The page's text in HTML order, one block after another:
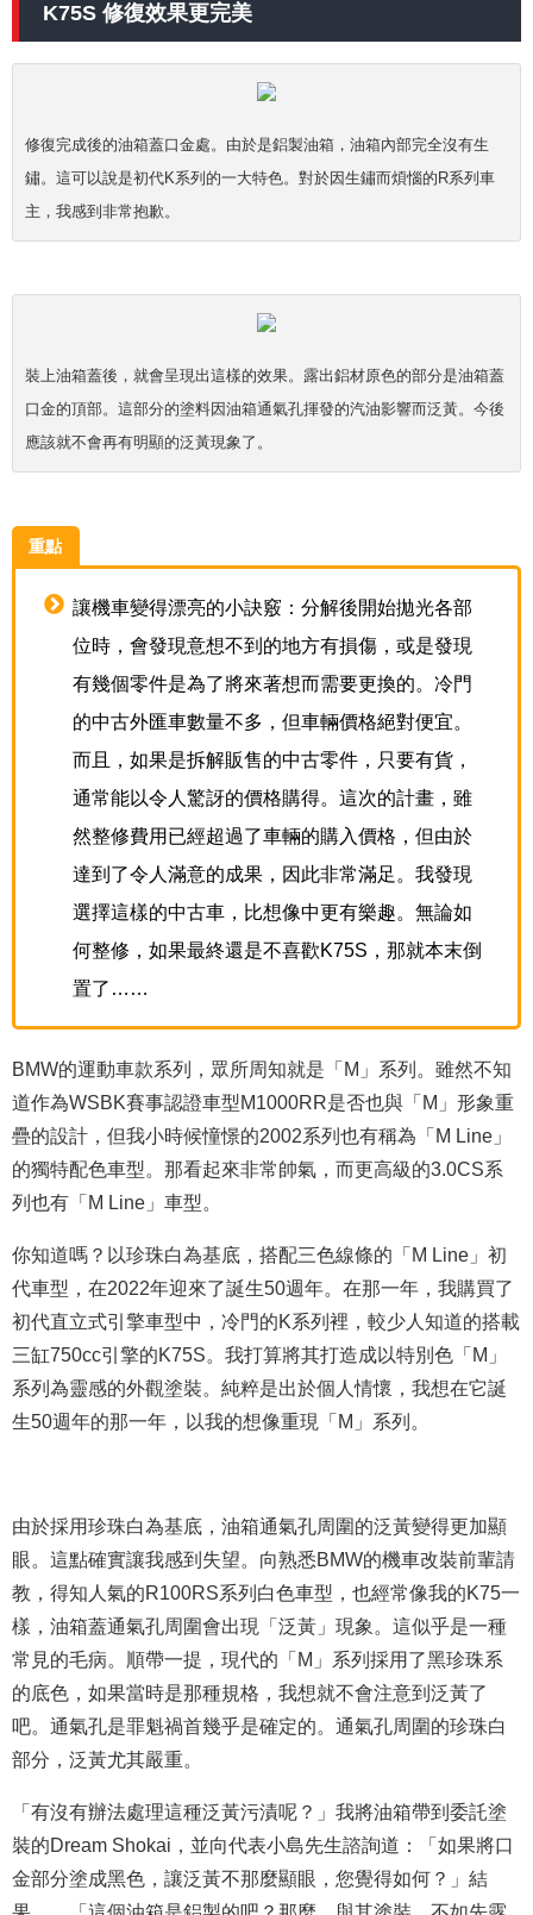
K75S 修復效果更完美
修復完成後的油箱蓋口金處。由於是鋁製油箱，油箱內部完全沒有生
鏽。這可以說是初代K系列的一大特色。對於因生鏽而煩惱的R系列車
主，我感到非常抱歉。
裝上油箱蓋後，就會呈現出這樣的效果。露出鋁材原色的部分是油箱蓋
口金的頂部。這部分的塗料因油箱通氣孔揮發的汽油影響而泛黃。今後
應該就不會再有明顯的泛黃現象了。
重點
讓機車變得漂亮的小訣竅：分解後開始拋光各部
位時，會發現意想不到的地方有損傷，或是發現
有幾個零件是為了將來著想而需要更換的。冷門
的中古外匯車數量不多，但車輛價格絕對便宜。
而且，如果是拆解販售的中古零件，只要有貨，
通常能以令人驚訝的價格購得。這次的計畫，雖
然整修費用已經超過了車輛的購入價格，但由於
達到了令人滿意的成果，因此非常滿足。我發現
選擇這樣的中古車，比想像中更有樂趣。無論如
何整修，如果最終還是不喜歡K75S，那就本末倒
置了……
BMW的運動車款系列，眾所周知就是「M」系列。雖然不知
道作為WSBK賽事認證車型M1000RR是否也與「M」形象重
疊的設計，但我小時候憧憬的2002系列也有稱為「M Line」
的獨特配色車型。那看起來非常帥氣，而更高級的3.0CS系
列也有「M Line」車型。
你知道嗎？以珍珠白為基底，搭配三色線條的「M Line」初
代車型，在2022年迎來了誕生50週年。在那一年，我購買了
初代直立式引擎車型中，冷門的K系列裡，較少人知道的搭載
三缸750cc引擎的K75S。我打算將其打造成以特別色「M」
系列為靈感的外觀塗裝。純粹是出於個人情懷，我想在它誕
生50週年的那一年，以我的想像重現「M」系列。
由於採用珍珠白為基底，油箱通氣孔周圍的泛黃變得更加顯
眼。這點確實讓我感到失望。向熟悉BMW的機車改裝前輩請
教，得知人氣的R100RS系列白色車型，也經常像我的K75一
樣，油箱蓋通氣孔周圍會出現「泛黃」現象。這似乎是一種
常見的毛病。順帶一提，現代的「M」系列採用了黑珍珠系
的底色，如果當時是那種規格，我想就不會注意到泛黃了
吧。通氣孔是罪魁禍首幾乎是確定的。通氣孔周圍的珍珠白
部分，泛黃尤其嚴重。
「有沒有辦法處理這種泛黃污漬呢？」我將油箱帶到委託塗
裝的Dream Shokai，並向代表小島先生諮詢道：「如果將口
金部分塗成黑色，讓泛黃不那麼顯眼，您覺得如何？」結